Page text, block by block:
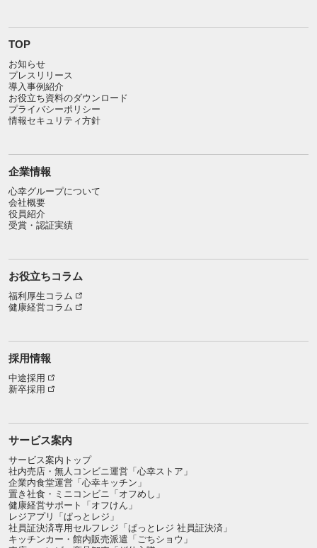
TOP
お知らせ
プレスリリース
導入事例紹介
お役立ち資料のダウンロード
プライバシーポリシー
情報セキュリティ方針
企業情報
心幸グループについて
会社概要
役員紹介
受賞・認証実績
お役立ちコラム
福利厚生コラム
健康経営コラム
採用情報
中途採用
新卒採用
サービス案内
サービス案内トップ
社内売店・無人コンビニ運営「心幸ストア」
企業内食堂運営「心幸キッチン」
置き社食・ミニコンビニ「オフめし」
健康経営サポート「オフけん」
レジアプリ「ぱっとレジ」
社員証決済専用セルフレジ「ぱっとレジ 社員証決済」
キッチンカー・館内販売派遣「ごちショウ」